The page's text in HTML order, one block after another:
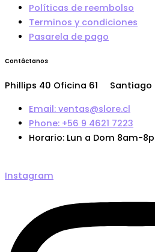
Políticas de reembolso
Terminos y condiciones
Pasarela de pago
Contáctanos
Phillips 40 Oficina 61 Santiago
Email: ventas@slore.cl
Phone: +56 9 4621 7223
Horario: Lun a Dom 8am-
Instagram